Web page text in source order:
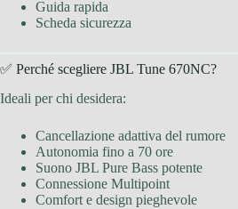
Guida rapida
Scheda sicurezza
✅ Perché scegliere JBL Tune 670NC?
Ideali per chi desidera:
Cancellazione adattiva del rumore
Autonomia fino a 70 ore
Suono JBL Pure Bass potente
Connessione Multipoint
Comfort e design pieghevole